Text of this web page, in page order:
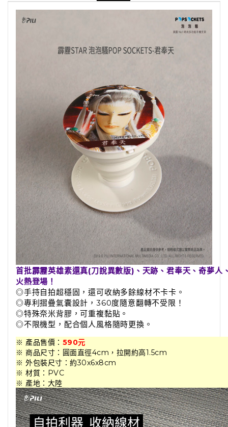
首批霹靂英雄素還真(刀說異數版)、天跡、君奉天、奇夢人
火熱登場！
◎手持自拍超穩固，還可收納多餘線材不卡卡。
◎專利摺疊氣囊設計，360度隨意翻轉不受限！
◎特殊奈米背膠，可重複黏貼。
◎不限機型，配合個人風格隨時更換。
※ 產品售價： 590元
※ 商品尺寸：圓面直徑4cm，拉開約高1.5cm
※ 外包裝尺寸：約30x6x8cm
※ 材質：PVC
※ 產地：大陸